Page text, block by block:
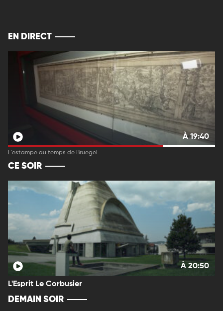
EN DIRECT
À 19:40
L'estampe au temps de Bruegel
CE SOIR
À 20:50
L'Esprit Le Corbusier
DEMAIN SOIR